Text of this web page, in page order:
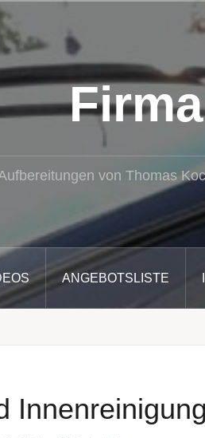
von Thomas
ANGEBOTSLISTE
Innenreinigung